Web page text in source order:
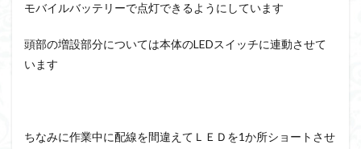
モバイルバッテリーで点灯できるようにしています
頭部の増設部分については本体のLEDスイッチに連動させて
います
ちなみに作業中に配線を間違えてＬＥＤを1か所ショートさせ